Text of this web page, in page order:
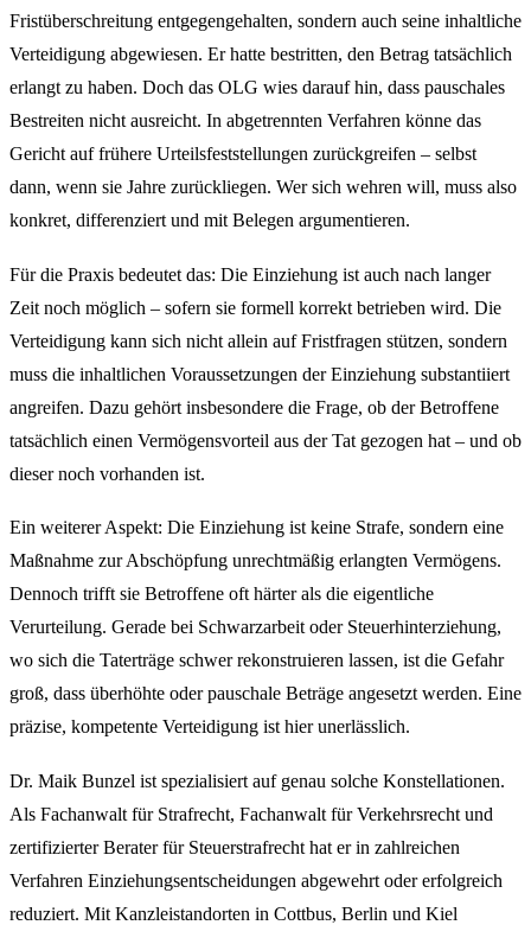
Fristüberschreitung entgegengehalten, sondern auch seine inhaltliche
Verteidigung abgewiesen. Er hatte bestritten, den Betrag tatsächlich
erlangt zu haben. Doch das OLG wies darauf hin, dass pauschales
Bestreiten nicht ausreicht. In abgetrennten Verfahren könne das
Gericht auf frühere Urteilsfeststellungen zurückgreifen – selbst
dann, wenn sie Jahre zurückliegen. Wer sich wehren will, muss also
konkret, differenziert und mit Belegen argumentieren.
Für die Praxis bedeutet das: Die Einziehung ist auch nach langer
Zeit noch möglich – sofern sie formell korrekt betrieben wird. Die
Verteidigung kann sich nicht allein auf Fristfragen stützen, sondern
muss die inhaltlichen Voraussetzungen der Einziehung substantiiert
angreifen. Dazu gehört insbesondere die Frage, ob der Betroffene
tatsächlich einen Vermögensvorteil aus der Tat gezogen hat – und ob
dieser noch vorhanden ist.
Ein weiterer Aspekt: Die Einziehung ist keine Strafe, sondern eine
Maßnahme zur Abschöpfung unrechtmäßig erlangten Vermögens.
Dennoch trifft sie Betroffene oft härter als die eigentliche
Verurteilung. Gerade bei Schwarzarbeit oder Steuerhinterziehung,
wo sich die Taterträge schwer rekonstruieren lassen, ist die Gefahr
groß, dass überhöhte oder pauschale Beträge angesetzt werden. Eine
präzise, kompetente Verteidigung ist hier unerlässlich.
Dr. Maik Bunzel ist spezialisiert auf genau solche Konstellationen.
Als Fachanwalt für Strafrecht, Fachanwalt für Verkehrsrecht und
zertifizierter Berater für Steuerstrafrecht hat er in zahlreichen
Verfahren Einziehungsentscheidungen abgewehrt oder erfolgreich
reduziert. Mit Kanzleistandorten in Cottbus, Berlin und Kiel